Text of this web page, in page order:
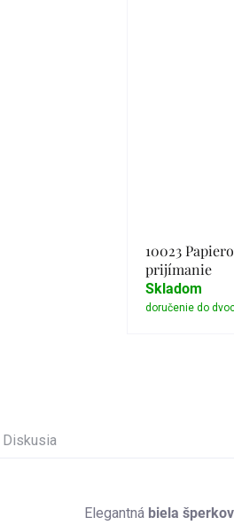
10023
prijímanie
Skladom
Diskusia
Elegantná biela